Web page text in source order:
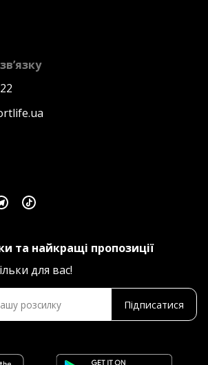
та найкращі пропозиції
для вас!
Підписатися